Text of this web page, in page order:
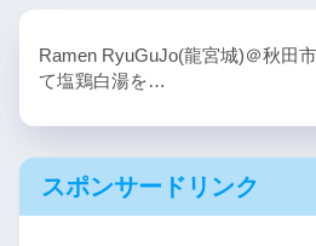
Ramen RyuGuJo(龍宮城)＠秋田
て塩鶏白湯を…
スポンサードリンク